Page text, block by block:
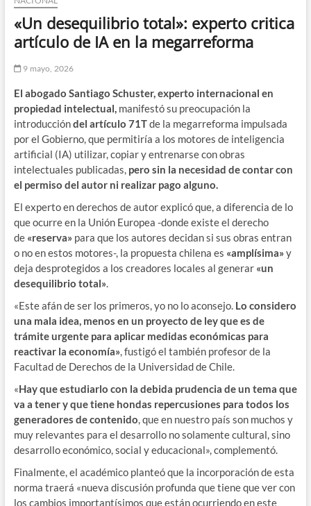
«Un desequilibrio total»: experto critica
artículo de IA en la megarreforma
9 mayo, 2026
El abogado Santiago Schuster, experto internacional en
propiedad intelectual,manifestó su preocupación la
introduccióndel artículo 71Tde la megarreforma impulsada
por el Gobierno, que permitiría a los motores de inteligencia
artificial (IA) utilizar, copiar y entrenarse con obras
intelectuales publicadas, pero sin la necesidad de contar con
el permiso del autor ni realizar pago alguno.
El experto en derechos de autor explicó que, a diferencia de lo
que ocurre en la Unión Europea -donde existe el derecho
de «reserva»para que los autores decidan si sus obras entran
o no en estos motores-, la propuesta chilena es «amplísima»y
deja desprotegidos a los creadores locales al generar «un
desequilibrio total».
«Este afán de ser los primeros, yo no lo aconsejo. Lo considero
una mala idea, menos en un proyecto de ley que es de
trámite urgente para aplicar medidas económicas para
reactivar la economía», fustigó el también profesor de la
Facultad de Derechos de la Universidad de Chile.
«Hay que estudiarlo con la debida prudencia de un tema que
va a tener y que tiene hondas repercusiones para todos los
generadores de contenido, que en nuestro país son muchos y
muy relevantes para el desarrollo no solamente cultural, sino
desarrollo económico, social y educacional», complementó.
Finalmente, el académico planteó que la incorporación de esta
norma traerá «nueva discusión profunda que tiene que ver con
los cambios importantísimos que están ocurriendo en este